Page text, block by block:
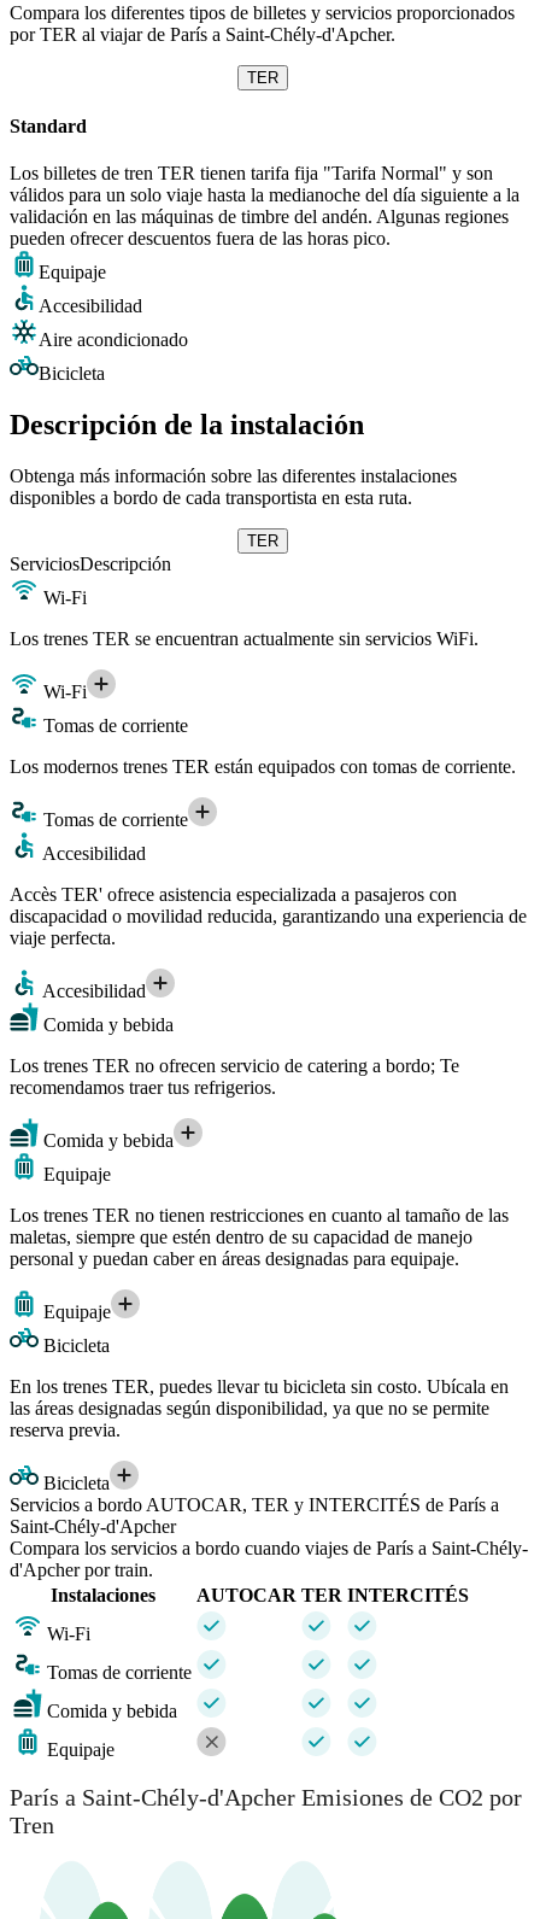
Compara los diferentes tipos de billetes y servicios proporcionados
por TER al viajar de París a Saint-Chély-d'Apcher.
TER
Standard
Los billetes de tren TER tienen tarifa fija "Tarifa Normal" y son
válidos para un solo viaje hasta la medianoche del día siguiente a la
validación en las máquinas de timbre del andén. Algunas regiones
pueden ofrecer descuentos fuera de las horas pico.
Equipaje
Accesibilidad
Aire acondicionado
Bicicleta
Descripción de la instalación
Obtenga más información sobre las diferentes instalaciones
disponibles a bordo de cada transportista en esta ruta.
TER
ServiciosDescripción
Wi-Fi
Los trenes TER se encuentran actualmente sin servicios WiFi.
Wi-Fi
Tomas de corriente
Los modernos trenes TER están equipados con tomas de corriente.
Tomas de corriente
Accesibilidad
Accès TER' ofrece asistencia especializada a pasajeros con
discapacidad o movilidad reducida, garantizando una experiencia de
viaje perfecta.
Accesibilidad
Comida y bebida
Los trenes TER no ofrecen servicio de catering a bordo; Te
recomendamos traer tus refrigerios.
Comida y bebida
Equipaje
Los trenes TER no tienen restricciones en cuanto al tamaño de las
maletas, siempre que estén dentro de su capacidad de manejo
personal y puedan caber en áreas designadas para equipaje.
Equipaje
Bicicleta
En los trenes TER, puedes llevar tu bicicleta sin costo. Ubícala en
las áreas designadas según disponibilidad, ya que no se permite
reserva previa.
Bicicleta
Servicios a bordo AUTOCAR, TER y INTERCITÉS de París a
Saint-Chély-d'Apcher
Compara los servicios a bordo cuando viajes de París a Saint-Chély-
d'Apcher por train.
Instalaciones
AUTOCAR TER INTERCITÉS
Wi-Fi
Tomas de corriente
Comida y bebida
Equipaje
París a Saint-Chély-d'Apcher Emisiones de CO2 por
Tren